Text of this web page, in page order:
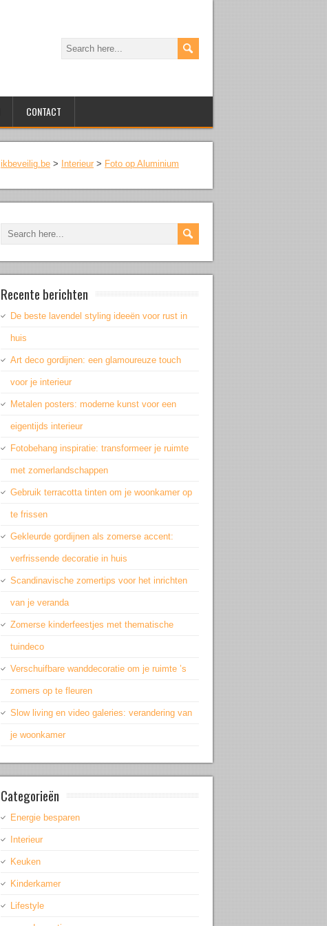
CONTACT
ikbeveilig.be > Interieur > Foto op Aluminium
Recente berichten
De beste lavendel styling ideeën voor rust in
huis
Art deco gordijnen: een glamoureuze touch
voor je interieur
Metalen posters: moderne kunst voor een
eigentijds interieur
Fotobehang inspiratie: transformeer je ruimte
met zomerlandschappen
Gebruik terracotta tinten om je woonkamer op
te frissen
Gekleurde gordijnen als zomerse accent:
verfrissende decoratie in huis
Scandinavische zomertips voor het inrichten
van je veranda
Zomerse kinderfeestjes met thematische
tuindeco
Verschuifbare wanddecoratie om je ruimte ’s
zomers op te fleuren
Slow living en video galeries: verandering van
je woonkamer
Categorieën
Energie besparen
Interieur
Keuken
Kinderkamer
Lifestyle